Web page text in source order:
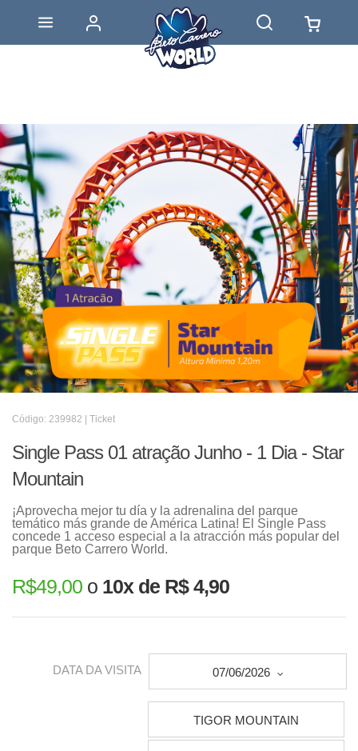
Código: 239982 | Ticket
Single Pass 01 atração Junho - 1 Dia - Star
Mountain
¡Aprovecha mejor tu día y la adrenalina del parque
temático más grande de América Latina! El Single Pass
concede 1 acceso especial a la atracción más popular del
parque Beto Carrero World.
R$49,00 o 10x de R$ 4,90
DATA DA VISITA 07/06/2026
TIGOR MOUNTAIN